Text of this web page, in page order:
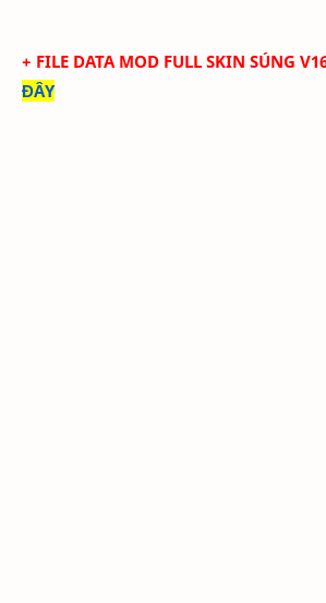
+ FILE DATA MOD FULL SKIN SÚNG
ĐÂY